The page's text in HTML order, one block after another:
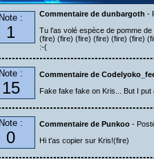
Note :
1
Commentaire de dunbargoth -
Tu l'as volé espèce de pomme
(fire) (fire) (fire) (fire) (fire) (fire)
:-(
Note :
15
Commentaire de
Fake fake fake on Kris... But I put
Note :
0
Commentaire de Punkoo -
Hi t'as copier sur Kris!(fire)